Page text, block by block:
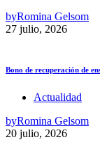
byRomina Gelsom
27 julio, 2026
Bono de recuperación de
Actualidad
byRomina Gelsom
20 julio, 2026